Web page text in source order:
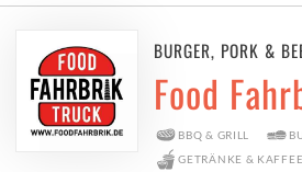
BURGER, PORK &
Food
BBQ & GRILL
GETRÄNKE & KAFFEE